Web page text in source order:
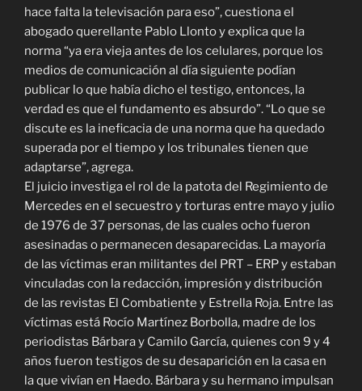
hace falta la televisación para eso”, cuestiona el
abogado querellante Pablo Llonto y explica que la
norma “ya era vieja antes de los celulares, porque los
medios de comunicación al día siguiente podían
publicar lo que había dicho el testigo, entonces, la
verdad es que el fundamento es absurdo”. “Lo que se
discute es la ineficacia de una norma que ha quedado
superada por el tiempo y los tribunales tienen que
adaptarse”, agrega.
El juicio investiga el rol de la patota del Regimiento de
Mercedes en el secuestro y torturas entre mayo y julio
de 1976 de 37 personas, de las cuales ocho fueron
asesinadas o permanecen desaparecidas. La mayoría
de las víctimas eran militantes del PRT – ERP y estaban
vinculadas con la redacción, impresión y distribución
de las revistas El Combatiente y Estrella Roja. Entre las
víctimas está Rocío Martínez Borbolla, madre de los
periodistas Bárbara y Camilo García, quienes con 9 y 4
años fueron testigos de su desaparición en la casa en
la que vivían en Haedo. Bárbara y su hermano impulsan